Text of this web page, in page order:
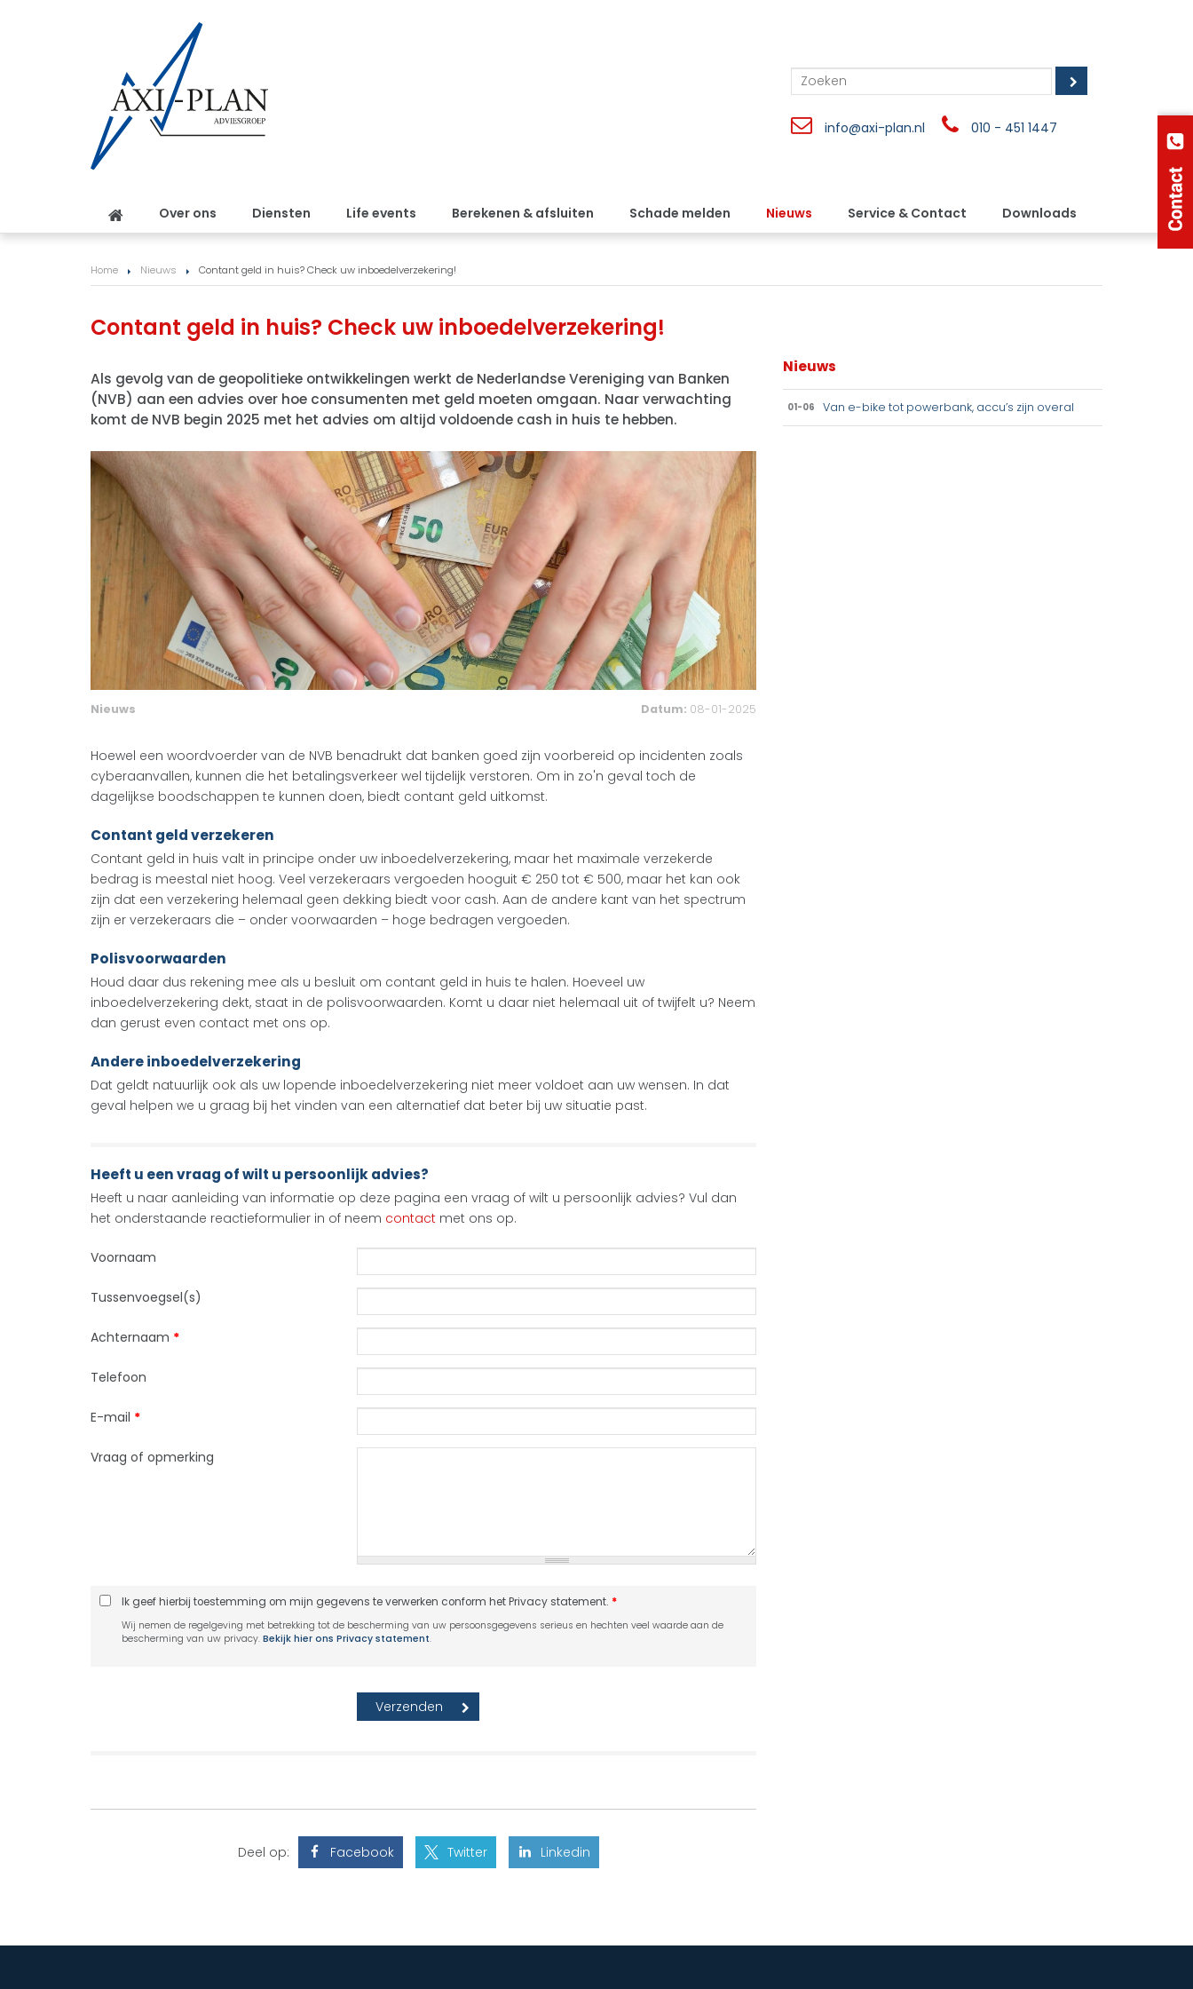
info@axi-plan.nl 010 - 451 1447
Over ons Diensten Life events Berekenen & afsluiten Schade melden Nieuws Service & Contact Downloads
Home Nieuws Contant geld in huis? Check uw inboedelverzekering!
Contant geld in huis? Check uw inboedelverzekering!
Als gevolg van de geopolitieke ontwikkelingen werkt de Nederlandse Vereniging van Banken
(NVB) aan een advies over hoe consumenten met geld moeten omgaan. Naar verwachting
komt de NVB begin 2025 met het advies om altijd voldoende cash in huis te hebben.
Nieuws Datum: 08-01-2025
Hoewel een woordvoerder van de NVB benadrukt dat banken goed zijn voorbereid op incidenten zoals
cyberaanvallen, kunnen die het betalingsverkeer wel tijdelijk verstoren. Om in zo'n geval toch de
dagelijkse boodschappen te kunnen doen, biedt contant geld uitkomst.
Contant geld verzekeren
Contant geld in huis valt in principe onder uw inboedelverzekering, maar het maximale verzekerde
bedrag is meestal niet hoog. Veel verzekeraars vergoeden hooguit € 250 tot € 500, maar het kan ook
zijn dat een verzekering helemaal geen dekking biedt voor cash. Aan de andere kant van het spectrum
zijn er verzekeraars die – onder voorwaarden – hoge bedragen vergoeden.
Polisvoorwaarden
Houd daar dus rekening mee als u besluit om contant geld in huis te halen. Hoeveel uw
inboedelverzekering dekt, staat in de polisvoorwaarden. Komt u daar niet helemaal uit of twijfelt u? Neem
dan gerust even contact met ons op.
Andere inboedelverzekering
Dat geldt natuurlijk ook als uw lopende inboedelverzekering niet meer voldoet aan uw wensen. In dat
geval helpen we u graag bij het vinden van een alternatief dat beter bij uw situatie past.
Heeft u een vraag of wilt u persoonlijk advies?
Heeft u naar aanleiding van informatie op deze pagina een vraag of wilt u persoonlijk advies? Vul dan
het onderstaande reactieformulier in of neem contact met ons op.
Voornaam
Tussenvoegsel(s)
Achternaam *
Telefoon
E-mail *
Vraag of opmerking
Ik geef hierbij toestemming om mijn gegevens te verwerken conform het Privacy statement. *
Wij nemen de regelgeving met betrekking tot de bescherming van uw persoonsgegevens serieus en hechten veel waarde aan de
bescherming van uw privacy. Bekijk hier ons Privacy statement.
Deel op: Facebook Twitter Linkedin
Nieuws
01-06 Van e-bike tot powerbank, accu’s zijn overal